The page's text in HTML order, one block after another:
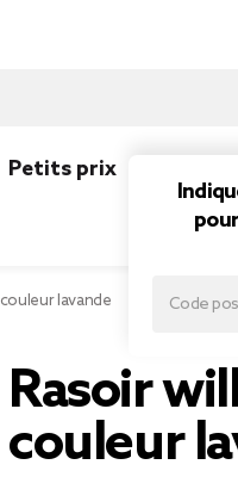
Petits prix
lavande
Rasoir
couleur